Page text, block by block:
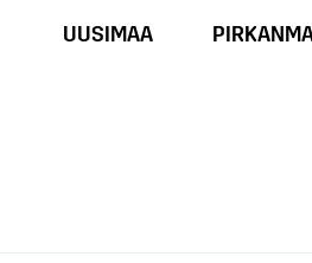
UUSIMAA